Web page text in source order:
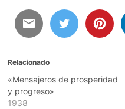
Relacionado
«Mensajeros de prosperidad
y progreso»
1938